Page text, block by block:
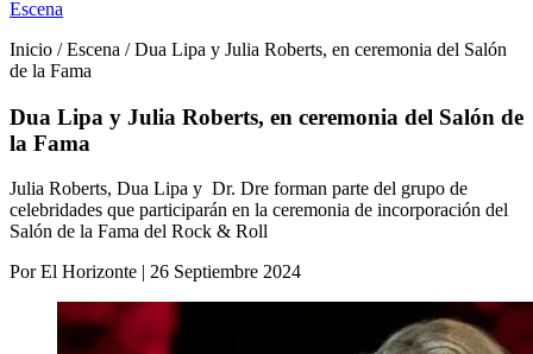
Escena
Inicio / Escena / Dua Lipa y Julia Roberts, en ceremonia del Salón
de la Fama
Dua Lipa y Julia Roberts, en ceremonia del Salón de
la Fama
Julia Roberts, Dua Lipa y Dr. Dre forman parte del grupo de
celebridades que participarán en la ceremonia de incorporación del
Salón de la Fama del Rock & Roll
Por El Horizonte | 26 Septiembre 2024